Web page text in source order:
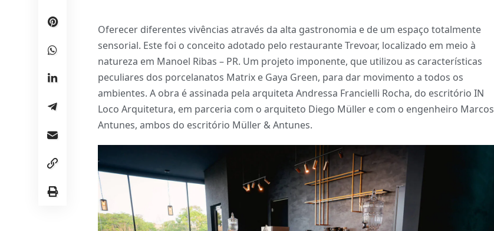
Oferecer diferentes vivências através da alta gastronomia e de um espaço totalmente
sensorial. Este foi o conceito adotado pelo restaurante Trevoar, localizado em meio à
natureza em Manoel Ribas – PR. Um projeto imponente, que utilizou as características
peculiares dos porcelanatos Matrix e Gaya Green, para dar movimento a todos os
ambientes. A obra é assinada pela arquiteta Andressa Francielli Rocha, do escritório IN
Loco Arquitetura, em parceria com o arquiteto Diego Müller e com o engenheiro Marcos
Antunes, ambos do escritório Müller & Antunes.